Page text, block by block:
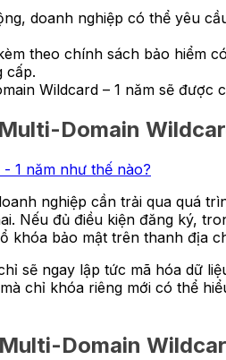
doanh nghiệp có thể yêu
theo chính sách bảo hiểm
cấp.
Wildcard – 1 năm sẽ
Domain
nghiệp cần trải qua quá
Nếu đủ điều kiện đăng ký,
bảo mật trên thanh địa
sẽ ngay lập tức mã hóa dữ
chỉ khóa riêng mới có thể
Domain